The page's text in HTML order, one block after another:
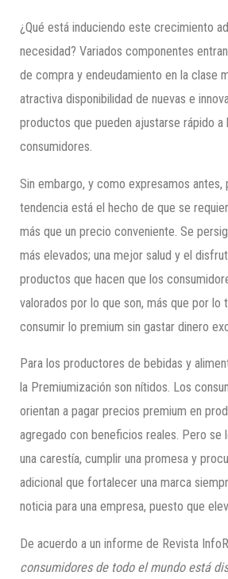
¿Qué está induciendo este crecimiento
necesidad? Variados componentes
de compra y endeudamiento en la clase
atractiva disponibilidad de nuevas e
productos que pueden ajustarse rápido a
consumidores.
Sin embargo, y como expresamos antes,
tendencia está el hecho de que se
más que un precio conveniente. Se
más elevados; una mejor salud y el
productos que hacen que los
valorados por lo que son, más que por lo
consumir lo premium sin gastar dinero
Para los productores de bebidas y
la Premiumización son nítidos. Los
orientan a pagar precios premium en
agregado con beneficios reales. Pero se
una carestía, cumplir una promesa y
adicional que fortalecer una marca
noticia para una empresa, puesto que
De acuerdo a un informe de Revista
consumidores de todo el mundo está